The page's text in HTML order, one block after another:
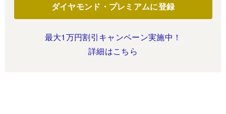
ダイヤモンド・プレミアムに登録
最大1万円割引キャンペーン実施中！
詳細はこちら